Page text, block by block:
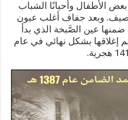
بعض الأطفال وأحيانًا الشباب
وبعد جفاف أغلب عيون
عين الصَّبخة الذي بدأ
إغلاقها بشكل نهائي في عام
هجرية.